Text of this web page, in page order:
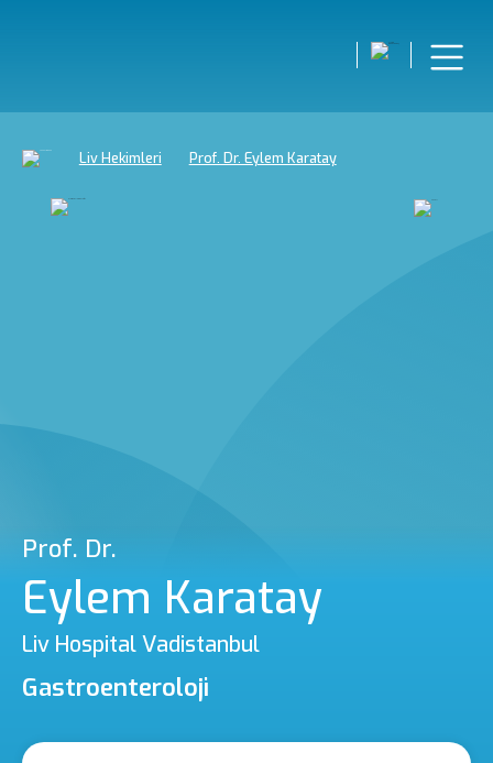
Liv Hekimleri Prof. Dr. Eylem Karatay
Prof. Dr.
Eylem Karatay
Liv Hospital Vadistanbul
Gastroenteroloji